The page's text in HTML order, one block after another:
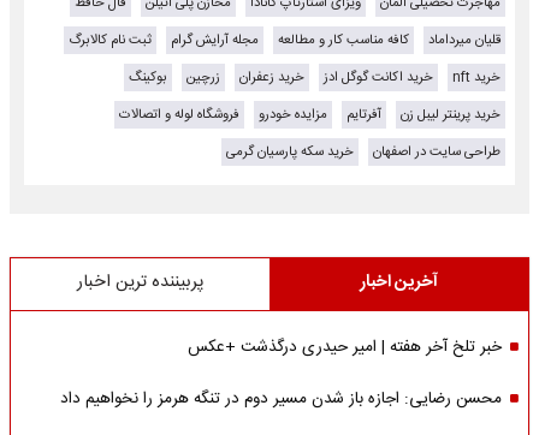
قلیان میرداماد
کافه مناسب کار و مطالعه مجله آرایش گرام
ثبت نام کالابرگ
خرید nft
خرید اکانت گوگل ادز خرید زعفران زرچین
بوکینگ
خرید پرینتر لیبل زن
آفرتایم مزایده خودرو
فروشگاه لوله و اتصالات
طراحی سایت در اصفهان
خرید سکه پارسیان گرمی
آخرین اخبار پربیننده ترین اخبار
خبر تلخ آخر هفته | امیر حیدری درگذشت +عکس
محسن رضایی: اجازه باز شدن مسیر دوم در تنگه هرمز را نخواهیم داد